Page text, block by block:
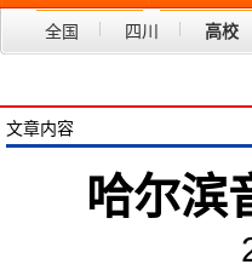
全国 四川 高校
文章内容
哈尔滨